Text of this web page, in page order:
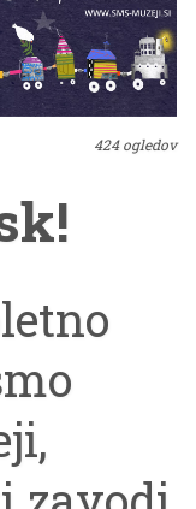
424 ogledov